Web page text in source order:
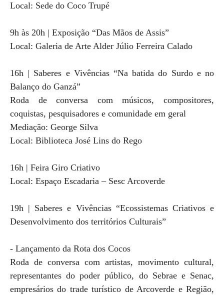
Local: Sede do Coco Trupé
9h às 20h | Exposição “Das Mãos de Assis”
Local: Galeria de Arte Alder Júlio Ferreira Calado
16h | Saberes e Vivências “Na batida do Surdo e no
Balanço do Ganzá”
Roda de conversa com músicos, compositores,
coquistas, pesquisadores e comunidade em geral
Mediação: George Silva
Local: Biblioteca José Lins do Rego
16h | Feira Giro Criativo
Local: Espaço Escadaria – Sesc Arcoverde
19h | Saberes e Vivências “Ecossistemas Criativos e
Desenvolvimento dos territórios Culturais”
- Lançamento da Rota dos Cocos
Roda de conversa com artistas, movimento cultural,
representantes do poder público, do Sebrae e Senac,
empresários do trade turístico de Arcoverde e Região,